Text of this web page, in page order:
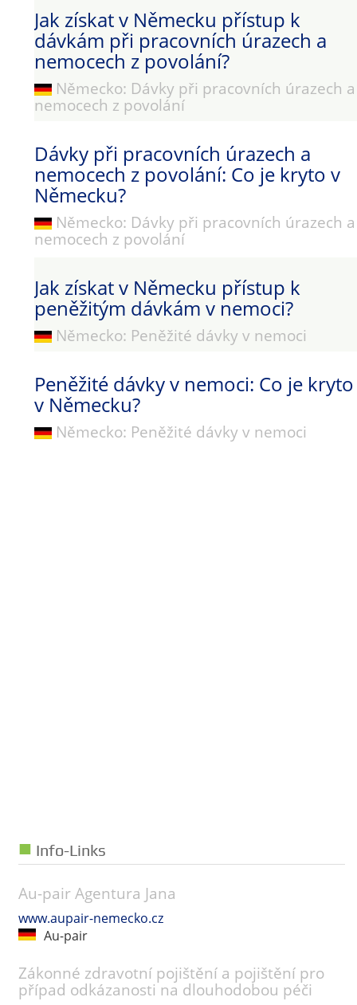
Jak získat v Německu přístup k
dávkám při pracovních úrazech a
nemocech z povolání?
Německo: Dávky při pracovních úrazech a
nemocech z povolání
Dávky při pracovních úrazech a
nemocech z povolání: Co je kryto v
Německu?
Německo: Dávky při pracovních úrazech a
nemocech z povolání
Jak získat v Německu přístup k
peněžitým dávkám v nemoci?
Německo: Peněžité dávky v nemoci
Peněžité dávky v nemoci: Co je kryto
v Německu?
Německo: Peněžité dávky v nemoci
Info-Links
Au-pair Agentura Jana
www.aupair-nemecko.cz
Au-pair
Zákonné zdravotní pojištění a pojištění pro
případ odkázanosti na dlouhodobou péči